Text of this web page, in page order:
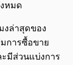
หมด
งล่าสุดของ
มการซื้อขาย
มีส่วนแบ่งการ